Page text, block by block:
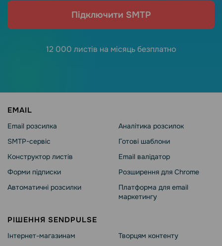
Підключити SMTP
12 000 листів на місяць безплатно
EMAIL
Email розсилка
SMTP-сервіс
Конструктор листів
Форми підписки
Автоматичні розсилки
Аналітика розсилок
Готові шаблони
Email валідатор
Розширення для Chrome
Платформа для email
маркетингу
РІШЕННЯ SENDPULSE
Інтернет-магазинам
Творцям контенту